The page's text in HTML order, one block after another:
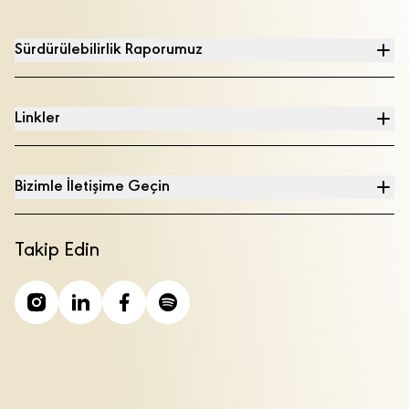
Sürdürülebilirlik Raporumuz
Linkler
Bizimle İletişime Geçin
Takip Edin